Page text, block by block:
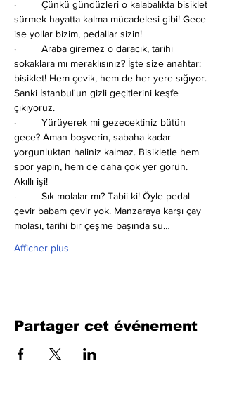
·         Çünkü gündüzleri o kalabalıkta bisiklet
sürmek hayatta kalma mücadelesi gibi! Gece
ise yollar bizim, pedallar sizin!
·         Araba giremez o daracık, tarihi
sokaklara mı meraklısınız? İşte size anahtar:
bisiklet! Hem çevik, hem de her yere sığıyor.
Sanki İstanbul'un gizli geçitlerini keşfe
çıkıyoruz.
·         Yürüyerek mi gezecektiniz bütün
gece? Aman boşverin, sabaha kadar
yorgunluktan haliniz kalmaz. Bisikletle hem
spor yapın, hem de daha çok yer görün.
Akıllı işi!
·         Sık molalar mı? Tabii ki! Öyle pedal
çevir babam çevir yok. Manzaraya karşı çay
molası, tarihi bir çeşme başında su…
Afficher plus
Partager cet événement